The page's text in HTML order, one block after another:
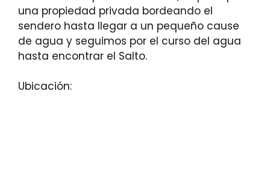
una propiedad privada bordeando el
sendero hasta llegar a un pequeño cause
de agua y seguimos por el curso del agua
hasta encontrar el Salto.
Ubicación: